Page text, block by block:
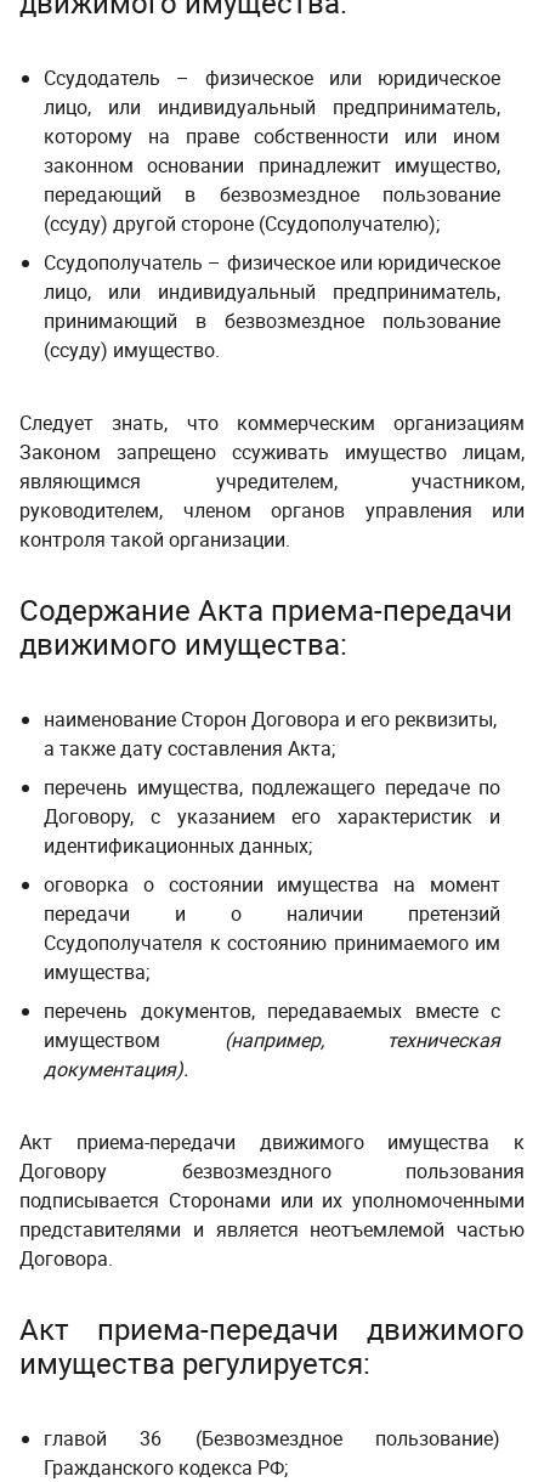
Ссудодатель – физическое или юридическое
лицо, или индивидуальный предприниматель,
которому на праве собственности или ином
законном основании принадлежит имущество,
передающий в безвозмездное пользование
(ссуду) другой стороне (Ссудополучателю);
Ссудополучатель – физическое или юридическое
лицо, или индивидуальный предприниматель,
принимающий в безвозмездное пользование
(ссуду) имущество.
Следует знать, что коммерческим организациям
Законом запрещено ссуживать имущество лицам,
являющимся учредителем, участником,
руководителем, членом органов управления или
контроля такой организации.
Содержание Акта приема-передачи
движимого имущества:
наименование Сторон Договора и его реквизиты,
а также дату составления Акта;
перечень имущества, подлежащего передаче по
Договору, с указанием его характеристик и
идентификационных данных;
оговорка о состоянии имущества на момент
передачи и о наличии претензий
Ссудополучателя к состоянию принимаемого им
имущества;
перечень документов, передаваемых вместе с
имуществом (например, техническая
документация).
Акт приема-передачи движимого имущества к
Договору безвозмездного пользования
подписывается Сторонами или их уполномоченными
представителями и является неотъемлемой частью
Договора.
Акт приема-передачи движимого
имущества регулируется:
главой 36 (Безвозмездное пользование)
Гражданского кодекса РФ;